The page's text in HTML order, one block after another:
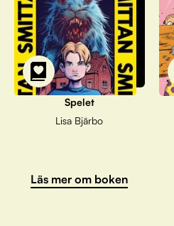
Spelet
Lisa Bjärbo
Läs mer om boken